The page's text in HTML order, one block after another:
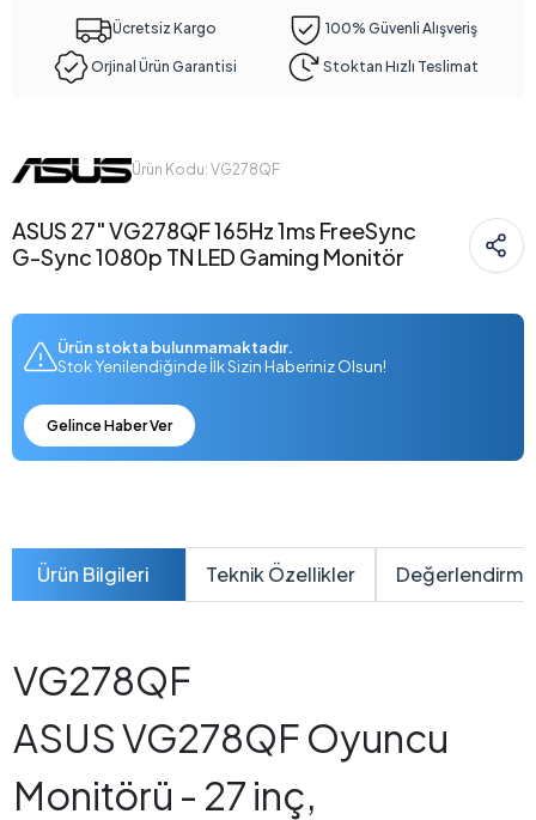
Ücretsiz Kargo 100% Güvenli Alışveriş
Orjinal Ürün Garantisi Stoktan Hızlı Teslimat
Ürün Kodu: VG278QF
ASUS 27" VG278QF 165Hz 1ms FreeSync
G-Sync 1080p TN LED Gaming Monitör
Ürün stokta bulunmamaktadır.
Stok Yenilendiğinde İlk Sizin Haberiniz Olsun!
Gelince Haber Ver
Ürün Bilgileri Teknik Özellikler
VG278QF
ASUS VG278QF Oyuncu
Monitörü - 27 inç,